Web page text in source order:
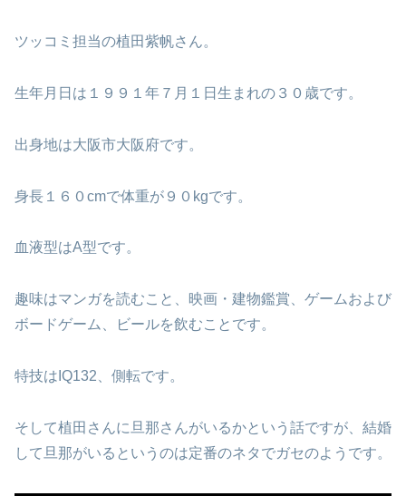
ツッコミ担当の植田紫帆さん。
生年月日は１９９１年７月１日生まれの３０歳です。
出身地は大阪市大阪府です。
身長１６０cmで体重が９０kgです。
血液型はA型です。
趣味はマンガを読むこと、映画・建物鑑賞、ゲームおよび
ボードゲーム、ビールを飲むことです。
特技はIQ132、側転です。
そして植田さんに旦那さんがいるかという話ですが、結婚
して旦那がいるというのは定番のネタでガセのようです。